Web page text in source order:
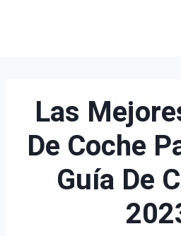
Las
De Coche
Guía De